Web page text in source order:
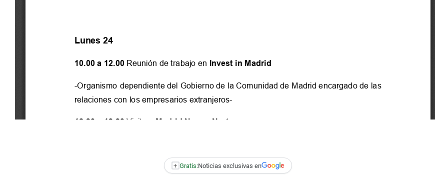
+ Gratis:Noticias exclusivas en